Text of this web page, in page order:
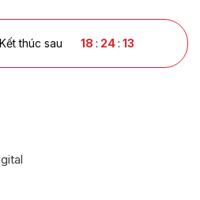
Kết thúc sau 18 : 24 : 12